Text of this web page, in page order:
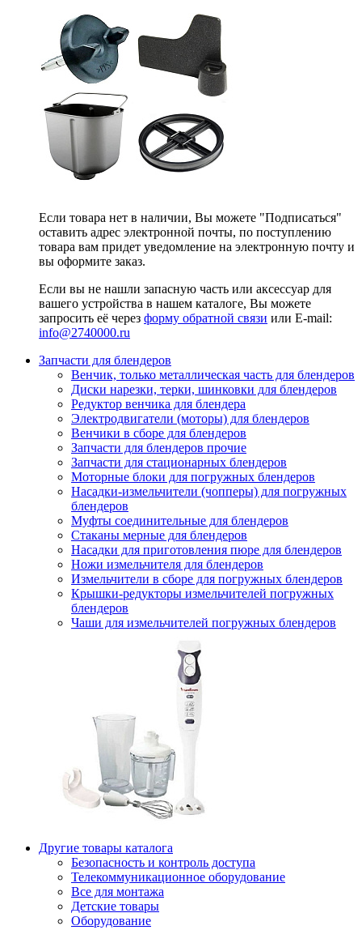
Если товара нет в наличии, Вы можете "Подписаться"
оставить адрес электронной почты, по поступлению
товара вам придет уведомление на электронную почту и
вы оформите заказ.
Если вы не нашли запасную часть или аксессуар для
вашего устройства в нашем каталоге, Вы можете
запросить её через форму обратной связи или E-mail:
info@2740000.ru
Запчасти для блендеров
Венчик, только металлическая часть для блендеров
Диски нарезки, терки, шинковки для блендеров
Редуктор венчика для блендера
Электродвигатели (моторы) для блендеров
Венчики в сборе для блендеров
Запчасти для блендеров прочие
Запчасти для стационарных блендеров
Моторные блоки для погружных блендеров
Насадки-измельчители (чопперы) для погружных
блендеров
Муфты соединительные для блендеров
Стаканы мерные для блендеров
Насадки для приготовления пюре для блендеров
Ножи измельчителя для блендеров
Измельчители в сборе для погружных блендеров
Крышки-редукторы измельчителей погружных
блендеров
Чаши для измельчителей погружных блендеров
Другие товары каталога
Безопасность и контроль доступа
Телекоммуникационное оборудование
Все для монтажа
Детские товары
Оборудование